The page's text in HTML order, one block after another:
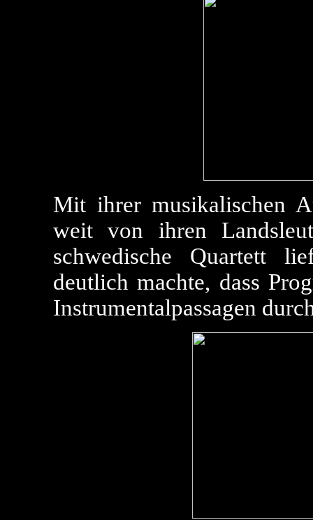
Mit ihrer musikalischen
weit von ihren
schwedische Quartett
deutlich machte, dass
Instrumentalpassagen